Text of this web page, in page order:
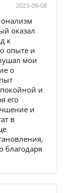
2023-09-08
оказал
к
опыте и
мои
о
и
его
и
в
благодаря